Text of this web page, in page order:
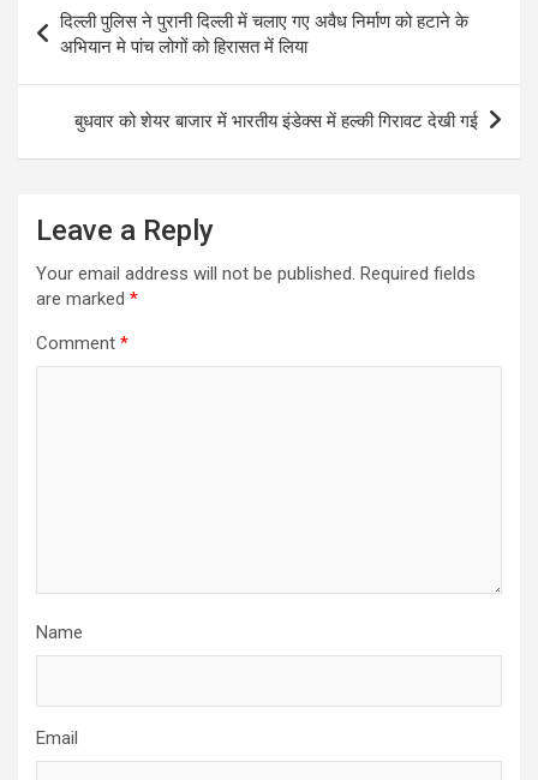
navigation
दिल्ली पुलिस ने पुरानी दिल्ली में चलाए गए अवैध निर्माण को हटाने के
अभियान मे पांच लोगों को हिरासत में लिया
बुधवार को शेयर बाजार में भारतीय इंडेक्स में हल्की गिरावट देखी गई
Leave a Reply
Your email address will not be published. Required fields
are marked *
Comment *
Name
Email